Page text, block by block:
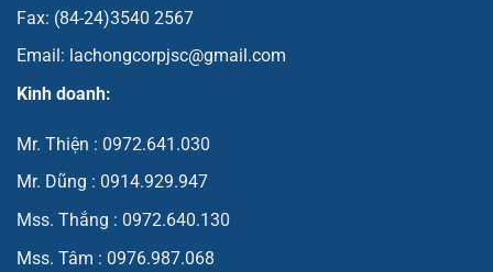
Fax: (84-24)3540 2567
Email: lachongcorpjsc@gmail.com
Kinh doanh:
Mr. Thiện : 0972.641.030
Mr. Dũng : 0914.929.947
Mss. Thắng : 0972.640.130
Mss. Tâm : 0976.987.068